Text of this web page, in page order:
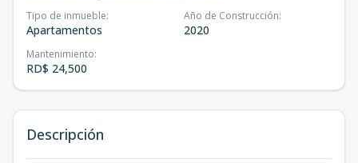
Tipo de inmueble:
Apartamentos
Año de Construcción:
2020
Mantenimiento:
RD$ 24,500
Descripción